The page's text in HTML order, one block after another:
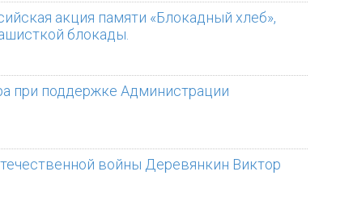
акция памяти «Блокадный хлеб»,
блокады. ⠀
при поддержке Администрации
войны Деревянкин Виктор